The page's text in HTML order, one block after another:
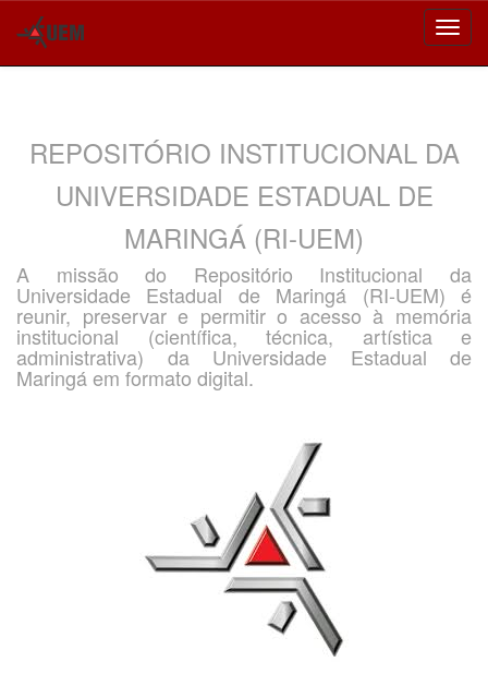
REPOSITÓRIO INSTITUCIONAL DA
UNIVERSIDADE ESTADUAL DE
MARINGÁ (RI-UEM)
A missão do Repositório Institucional da
Universidade Estadual de Maringá (RI-UEM) é
reunir, preservar e permitir o acesso à memória
institucional (científica, técnica, artística e
administrativa) da Universidade Estadual de
Maringá em formato digital.